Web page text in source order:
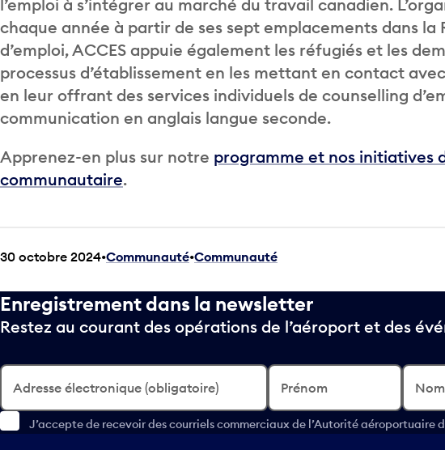
l’emploi à s’intégrer au marché du travail canadien.
chaque année à partir de ses sept emplacements dans la
d’emploi, ACCES appuie également les réfugiés et les
processus d’établissement en les mettant en contact
en leur offrant des services individuels de counselling
communication en anglais langue seconde.
Apprenez-en plus sur notre programme et nos initiatives
communautaire.
30 octobre 2024 Communauté•Communauté
Enregistrement dans la newsletter
Restez au courant des opérations de l’aéroport et des
Adresse électronique (obligatoire) Prénom
J’accepte de recevoir des courriels commerciaux de l’Autorité aéroportuaire